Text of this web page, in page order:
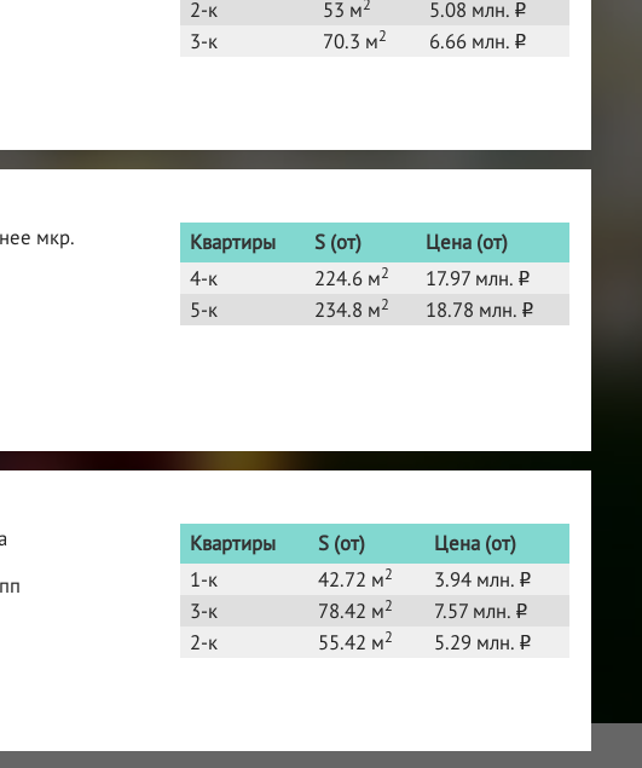
2-к 53 м 5.08 млн. o
3-к 70.3 м2 6.66 млн. o
мкр.
Квартиры S (от)
Цена (от)
4-к
224.6 м2 17.97 млн. o
5-к 234.8 м2 18.78 млн. o
Квартиры S (от)
Цена (от)
1-к
42.72 м2 3.94 млн. o
3-к 78.42 м2 7.57 млн. o
2-к 55.42 м2 5.29 млн. o